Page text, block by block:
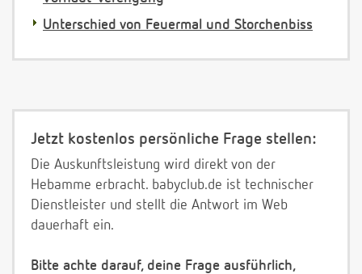
Unterschied von Feuermal und Storchenbiss
Jetzt kostenlos persönliche Frage stellen:
Die Auskunftsleistung wird direkt von der
Hebamme erbracht. babyclub.de ist technischer
Dienstleister und stellt die Antwort im Web
dauerhaft ein.
Bitte achte darauf, deine Frage ausführlich,